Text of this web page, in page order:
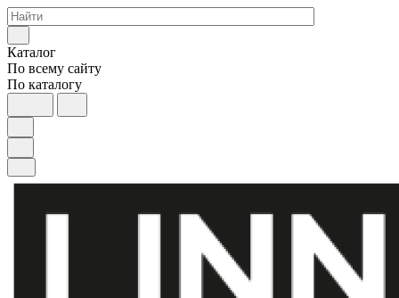
Каталог
По всему сайту
По каталогу